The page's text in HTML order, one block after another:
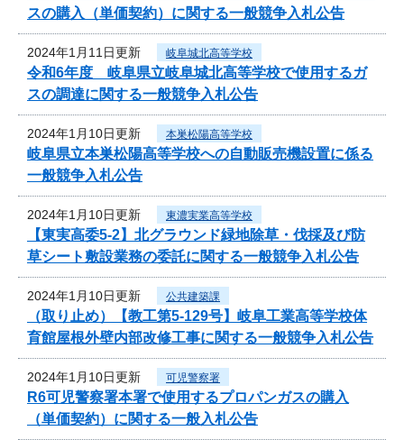
スの購入（単価契約）に関する一般競争入札公告
2024年1月11日更新 岐阜城北高等学校
令和6年度 岐阜県立岐阜城北高等学校で使用するガ
スの調達に関する一般競争入札公告
2024年1月10日更新 本巣松陽高等学校
岐阜県立本巣松陽高等学校への自動販売機設置に係る
一般競争入札公告
2024年1月10日更新 東濃実業高等学校
【東実高委5-2】北グラウンド緑地除草・伐採及び防
草シート敷設業務の委託に関する一般競争入札公告
2024年1月10日更新 公共建築課
（取り止め）【教工第5-129号】岐阜工業高等学校体
育館屋根外壁内部改修工事に関する一般競争入札公告
2024年1月10日更新 可児警察署
R6可児警察署本署で使用するプロパンガスの購入
（単価契約）に関する一般入札公告